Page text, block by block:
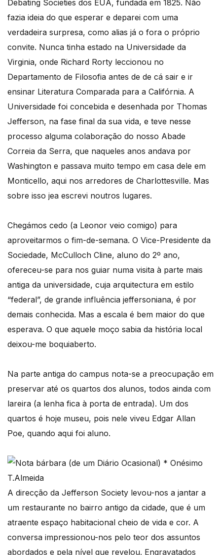
Debating Societies dos EUA, fundada em 1825. Não
fazia ideia do que esperar e deparei com uma
verdadeira surpresa, como alias já o fora o próprio
convite. Nunca tinha estado na Universidade da
Virginia, onde Richard Rorty leccionou no
Departamento de Filosofia antes de de cá sair e ir
ensinar Literatura Comparada para a Califórnia. A
Universidade foi concebida e desenhada por Thomas
Jefferson, na fase final da sua vida, e teve nesse
processo alguma colaboração do nosso Abade
Correia da Serra, que naqueles anos andava por
Washington e passava muito tempo em casa dele em
Monticello, aqui nos arredores de Charlottesville. Mas
sobre isso jea escrevi noutros lugares.
Chegámos cedo (a Leonor veio comigo) para
aproveitarmos o fim-de-semana. O Vice-Presidente da
Sociedade, McCulloch Cline, aluno do 2º ano,
ofereceu-se para nos guiar numa visita à parte mais
antiga da universidade, cuja arquitectura em estilo
“federal”, de grande influência jeffersoniana, é por
demais conhecida. Mas a escala é bem maior do que
esperava. O que aquele moço sabia da história local
deixou-me boquiaberto.
Na parte antiga do campus nota-se a preocupação em
preservar até os quartos dos alunos, todos ainda com
lareira (a lenha fica à porta de entrada). Um dos
quartos é hoje museu, pois nele viveu Edgar Allan
Poe, quando aqui foi aluno.
A direcção da Jefferson Society levou-nos a jantar a
um restaurante no bairro antigo da cidade, que é um
atraente espaço habitacional cheio de vida e cor. A
conversa impressionou-nos pelo teor dos assuntos
abordados e pela nível que revelou. Engravatados